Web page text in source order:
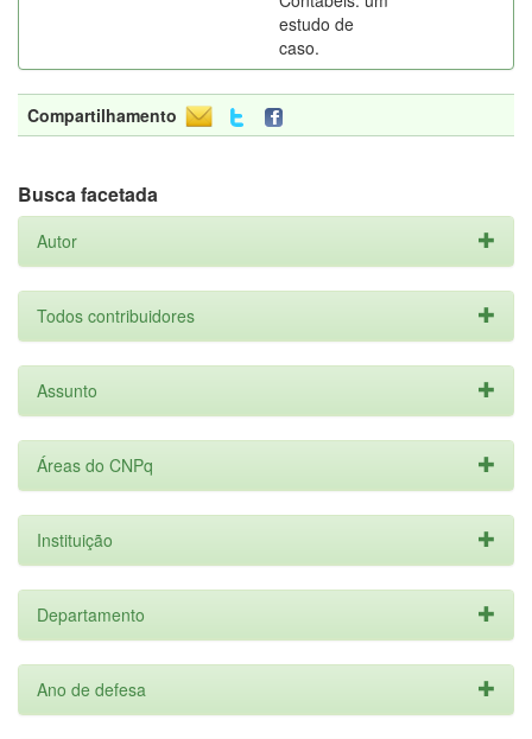
estudo de
caso.
Compartilhamento
Busca facetada
Autor
Todos contribuidores
Assunto
Áreas do CNPq
Instituição
Departamento
Ano de defesa